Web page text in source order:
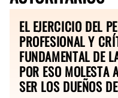
EL EJERCICIO DEL
PROFESIONAL Y
FUNDAMENTAL DE
POR ESO MOLESTA
SER LOS DUEÑOS